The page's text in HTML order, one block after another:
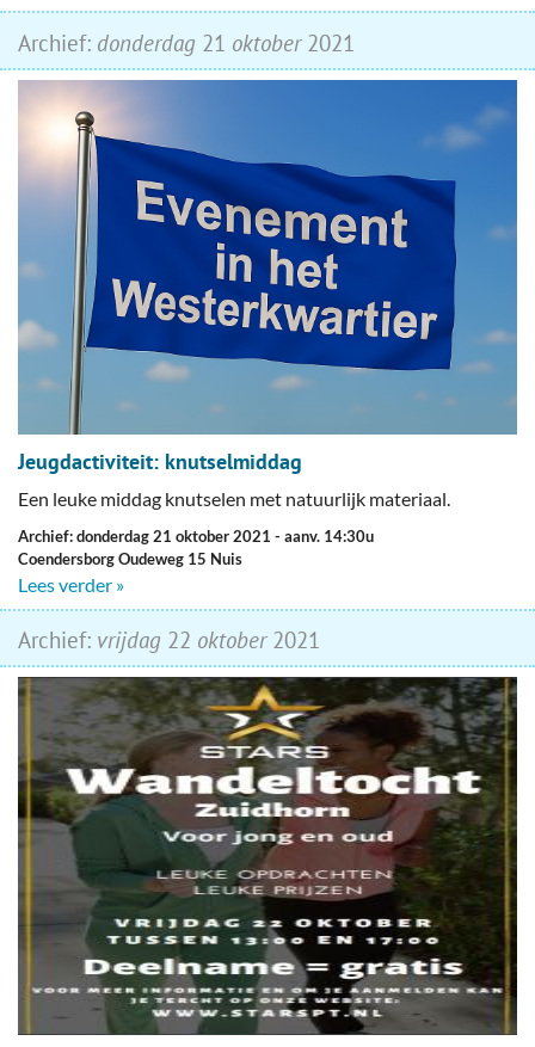
Archief: donderdag 21 oktober2021
Jeugdactiviteit: knutselmiddag
Een leuke middag knutselen met natuurlijk materiaal.
Archief: donderdag 21 oktober 2021 - aanv. 14:30u
Coendersborg Oudeweg 15 Nuis
Lees verder »
Archief: vrijdag 22 oktober2021